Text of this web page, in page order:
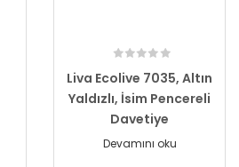
Liva Ecolive 7035, Altın
Yaldızlı, İsim Pencereli
Davetiye
Devamını oku